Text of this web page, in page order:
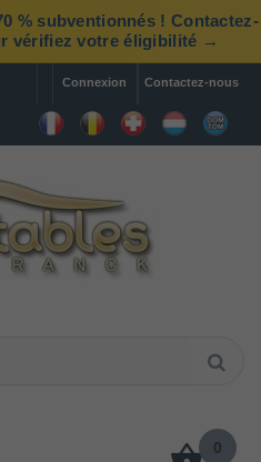
% subventionnés ! Contactez-
vérifiez votre éligibilité →
Contactez-nous
Connexion
0